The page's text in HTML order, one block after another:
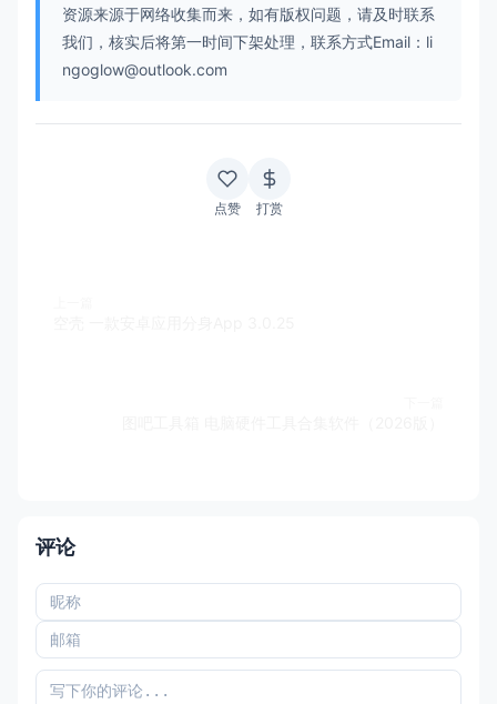
资源来源于网络收集而来，如有版权问题，请及时联系
我们，核实后将第一时间下架处理，联系方式Email：li
ngoglow@outlook.com
点赞 打赏
评论